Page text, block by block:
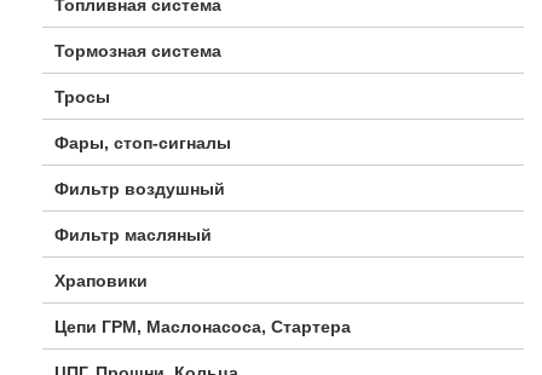
Топливная система
Тормозная система
Тросы
Фары, стоп-сигналы
Фильтр воздушный
Фильтр масляный
Храповики
Цепи ГРМ, Маслонасоса, Стартера